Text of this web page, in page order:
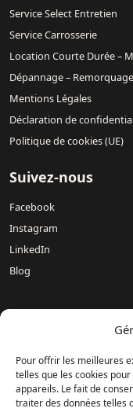
Pour offrir les meilleures
telles que les cookies
appareils. Le fait de
traiter des données telles
Service Select Entretien
Service Carrosserie
Location Courte Durée –
Dépannage – Remorquage
Mentions Légales
Déclaration de
Politique de cookies (UE)
Suivez-nous
Facebook
Instagram
LinkedIn
Blog
Mercedes-Benz
Mercedes-Benz Le
Mercedes-Benz
Mercedes-Benz